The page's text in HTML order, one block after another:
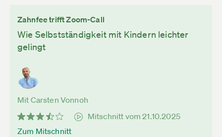
Zahnfee trifft Zoom-Call
Wie Selbstständigkeit mit Kindern leichter
gelingt
Mit Carsten Vonnoh
Mitschnitt vom 21.10.2025
Zum Mitschnitt